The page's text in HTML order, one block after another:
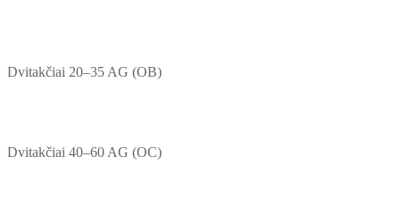
Dvitakčiai 20–35 AG (OB)
Dvitakčiai 40–60 AG (OC)